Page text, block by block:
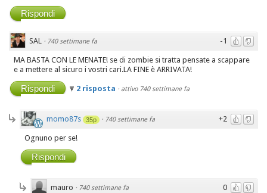
Rispondi
-1
SAL · 740 settimane fa
MA BASTA CON LE MENATE! se di zombie si tratta pensate a scappare
e a mettere al sicuro i vostri cari.LA FINE è ARRIVATA!
Rispondi 2 risposta · attivo 740 settimane fa
+2
momo87s 35p · 740 settimane fa
Ognuno per se!
Rispondi
0
mauro · 740 settimane fa